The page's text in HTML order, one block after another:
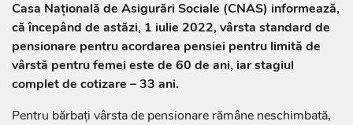
Casa Națională de Asigurări Sociale (CNAS) informează,
că începând de astăzi, 1 iulie 2022, vârsta standard de
pensionare pentru acordarea pensiei pentru limită de
vârstă pentru femei este de 60 de ani, iar stagiul
complet de cotizare – 33 ani.
Pentru bărbaţi vârsta de pensionare rămâne neschimbată,